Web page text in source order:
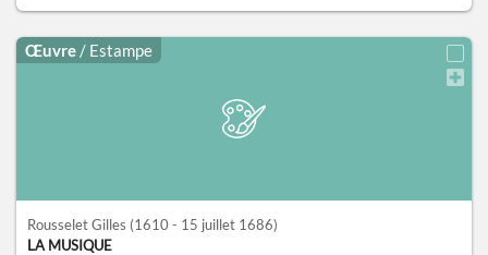
Œuvre / Estampe
Rousselet Gilles (1610 - 15 juillet 1686)
LA MUSIQUE